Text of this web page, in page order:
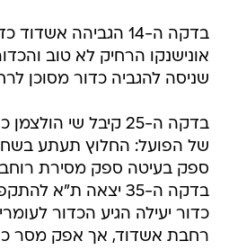
בדקה ה-14 הגביהה
אונישנקו הרחיק לא טוב
שניסה להגביה כדור מסוכן
של הפועל: החלוץ תעתע
ספק בעיטה ספק מסירת
בדקה ה-35 יצאה ת"א
כדור יעילה הגיע הכדור
רחבת אשדוד, אך אפק מסר